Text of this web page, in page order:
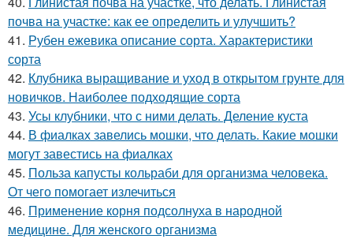
почва на участке: как ее определить и улучшить?
41. Рубен ежевика описание сорта. Характеристики
сорта
42. Клубника выращивание и уход в открытом грунте для
новичков. Наиболее подходящие сорта
43. Усы клубники, что с ними делать. Деление куста
44. В фиалках завелись мошки, что делать. Какие мошки
могут завестись на фиалках
45. Польза капусты кольраби для организма человека.
От чего помогает излечиться
46. Применение корня подсолнуха в народной
медицине. Для женского организма